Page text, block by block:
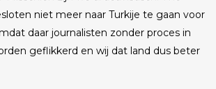
niet meer naar Turkije te gaan voor
daar journalisten zonder proces in
geflikkerd en wij dat land dus beter